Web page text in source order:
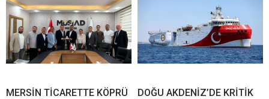
MERSİN TİCARETTE KÖPRÜ
DOĞU AKDENİZ’DE KRİTİK